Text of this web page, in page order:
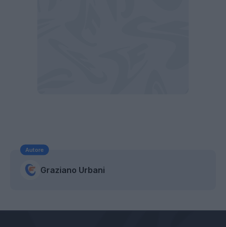
Autore
Graziano Urbani